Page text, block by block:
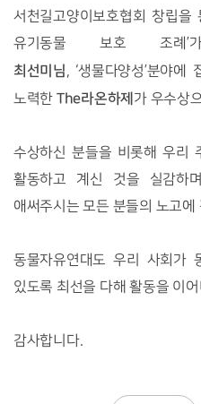
서천길고양이보호협회 창립을
유기동물 보호 조례’
최선미님, ‘생물다양성’분야에
노력한 The라온하제 가 우수상
수상하신 분들을 비롯해 우리
활동하고 계신 것을 실감하
애써주시는 모든 분들의 노고에
동물자유연대도 우리 사회가
있도록 최선을 다해 활동을 이
감사합니다.